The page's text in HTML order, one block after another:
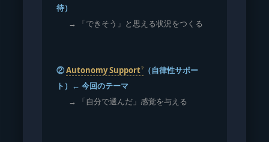
待）
→ 「できそう」と思える状況をつくる
②Autonomy Support （自律性サポー
ト）← 今回のテーマ
→ 「自分で選んだ」感覚を与える